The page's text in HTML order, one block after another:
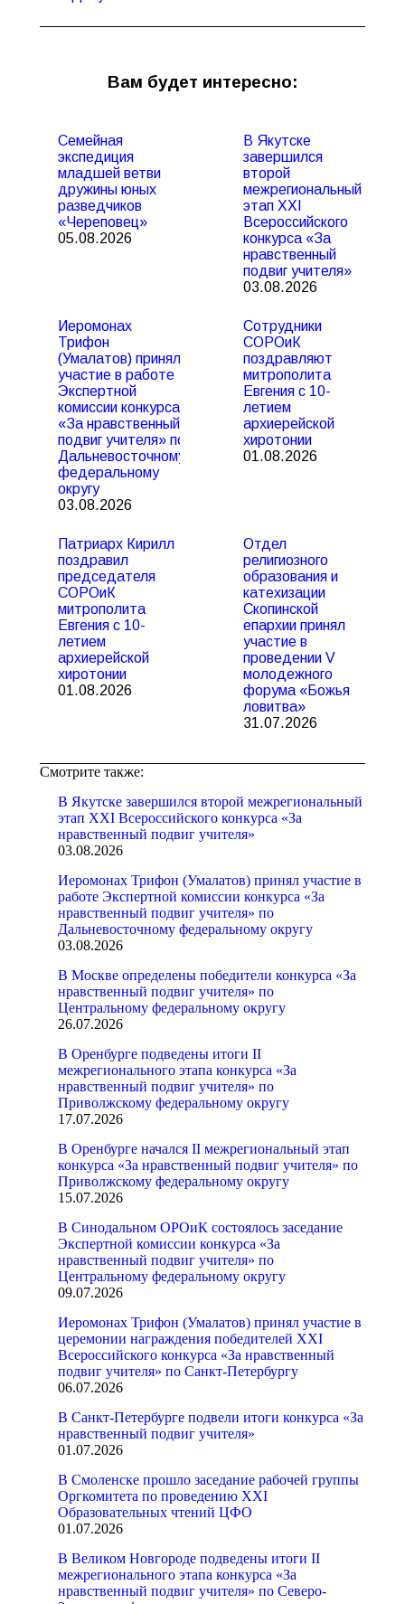
Вам будет интересно:
Семейная
экспедиция
младшей ветви
дружины юных
разведчиков
«Череповец»
05.08.2026
В Якутске
завершился
второй
межрегиональный
этап XXI
Всероссийского
конкурса «За
нравственный
подвиг учителя»
03.08.2026
Иеромонах
Трифон
(Умалатов) принял
участие в работе
Экспертной
комиссии конкурса
«За нравственный
подвиг учителя» по
Дальневосточному
федеральному
округу
03.08.2026
Сотрудники
СОРОиК
поздравляют
митрополита
Евгения с 10-
летием
архиерейской
хиротонии
01.08.2026
Патриарх Кирилл
поздравил
председателя
СОРОиК
митрополита
Евгения с 10-
летием
архиерейской
хиротонии
01.08.2026
Отдел
религиозного
образования и
катехизации
Скопинской
епархии принял
участие в
проведении V
молодежного
форума «Божья
ловитва»
31.07.2026
Смотрите также:
В Якутске завершился второй межрегиональный
этап XXI Всероссийского конкурса «За
нравственный подвиг учителя»
03.08.2026
Иеромонах Трифон (Умалатов) принял участие в
работе Экспертной комиссии конкурса «За
нравственный подвиг учителя» по
Дальневосточному федеральному округу
03.08.2026
В Москве определены победители конкурса «За
нравственный подвиг учителя» по
Центральному федеральному округу
26.07.2026
В Оренбурге подведены итоги II
межрегионального этапа конкурса «За
нравственный подвиг учителя» по
Приволжскому федеральному округу
17.07.2026
В Оренбурге начался II межрегиональный этап
конкурса «За нравственный подвиг учителя» по
Приволжскому федеральному округу
15.07.2026
В Синодальном ОРОиК состоялось заседание
Экспертной комиссии конкурса «За
нравственный подвиг учителя» по
Центральному федеральному округу
09.07.2026
Иеромонах Трифон (Умалатов) принял участие в
церемонии награждения победителей XXI
Всероссийского конкурса «За нравственный
подвиг учителя» по Санкт-Петербургу
06.07.2026
В Санкт-Петербурге подвели итоги конкурса «За
нравственный подвиг учителя»
01.07.2026
В Смоленске прошло заседание рабочей группы
Оргкомитета по проведению XXI
Образовательных чтений ЦФО
01.07.2026
В Великом Новгороде подведены итоги II
межрегионального этапа конкурса «За
нравственный подвиг учителя» по Северо-